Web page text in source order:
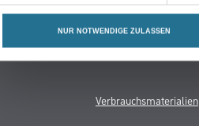
NUR NOTWENDIGE ZULASSEN
Verbrauchsmaterialien